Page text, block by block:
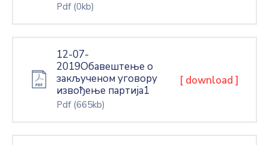
Pdf (0kb)
12-07-
2019Обавештење о
закљученом уговору
извођење партија1
Pdf (665kb)
[ download ]